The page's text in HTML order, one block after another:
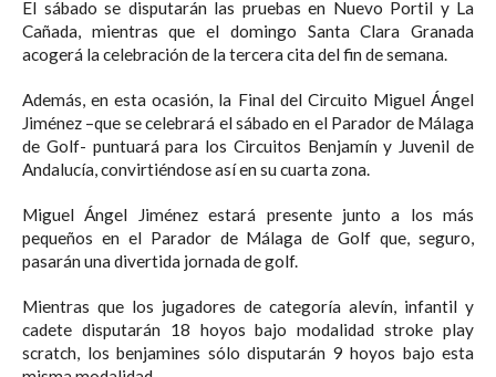
El sábado se disputarán las pruebas en Nuevo Portil y La
Cañada, mientras que el domingo Santa Clara Granada
acogerá la celebración de la tercera cita del fin de semana.
Además, en esta ocasión, la Final del Circuito Miguel Ángel
Jiménez –que se celebrará el sábado en el Parador de Málaga
de Golf- puntuará para los Circuitos Benjamín y Juvenil de
Andalucía, convirtiéndose así en su cuarta zona.
Miguel Ángel Jiménez estará presente junto a los más
pequeños en el Parador de Málaga de Golf que, seguro,
pasarán una divertida jornada de golf.
Mientras que los jugadores de categoría alevín, infantil y
cadete disputarán 18 hoyos bajo modalidad stroke play
scratch, los benjamines sólo disputarán 9 hoyos bajo esta